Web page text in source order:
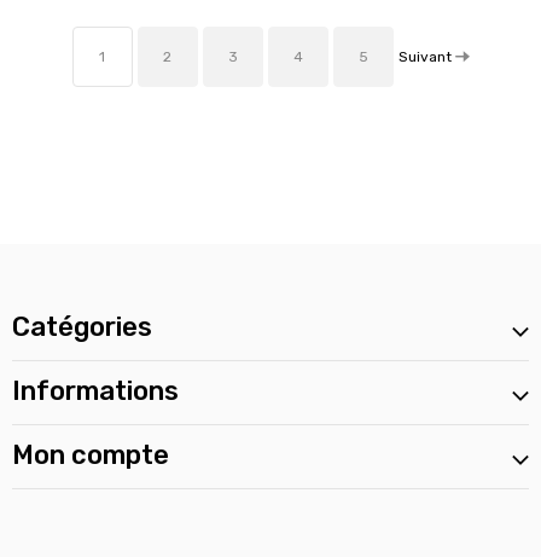
1 2 3 4 5 Suivant
Catégories
Informations
Mon compte